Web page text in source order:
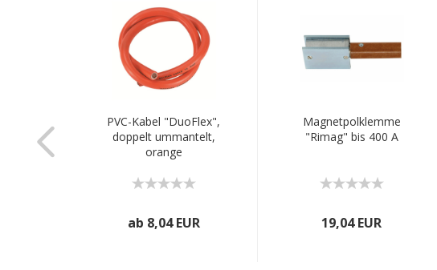
PVC-Kabel "DuoFlex",
doppelt ummantelt,
orange
ab 8,04 EUR
Magnetpolklemme
"Rimag" bis 400 A
19,04 EUR